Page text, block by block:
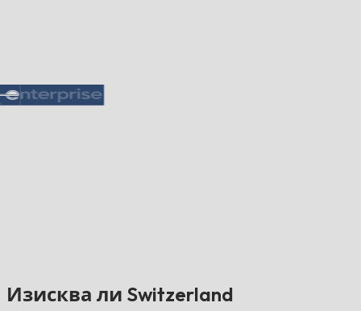
Изисква ли Switzerland